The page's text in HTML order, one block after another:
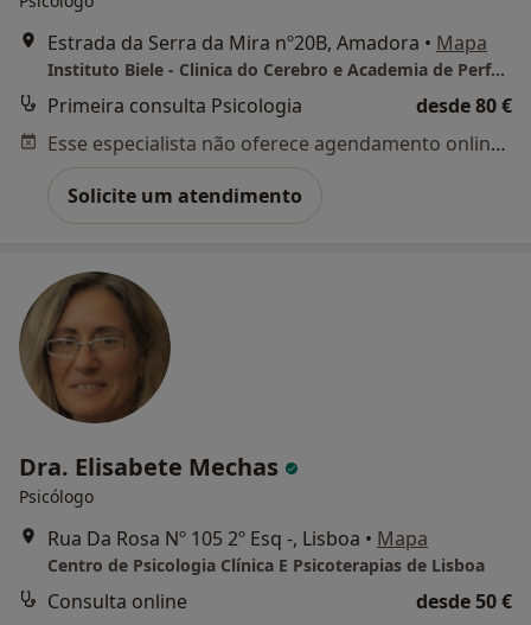
Estrada da Serra da Mira nº20B, Amadora • Mapa
Instituto Biele - Clinica do Cerebro e Academia de Performance
Primeira consulta Psicologia
desde 80 €
Esse especialista não oferece agendamento online para esse endereço.
Solicite um atendimento
Dra. Elisabete Mechas
Psicólogo
Rua Da Rosa Nº 105 2º Esq -, Lisboa • Mapa
Centro de Psicologia Clínica E Psicoterapias de Lisboa
Consulta online
desde 50 €